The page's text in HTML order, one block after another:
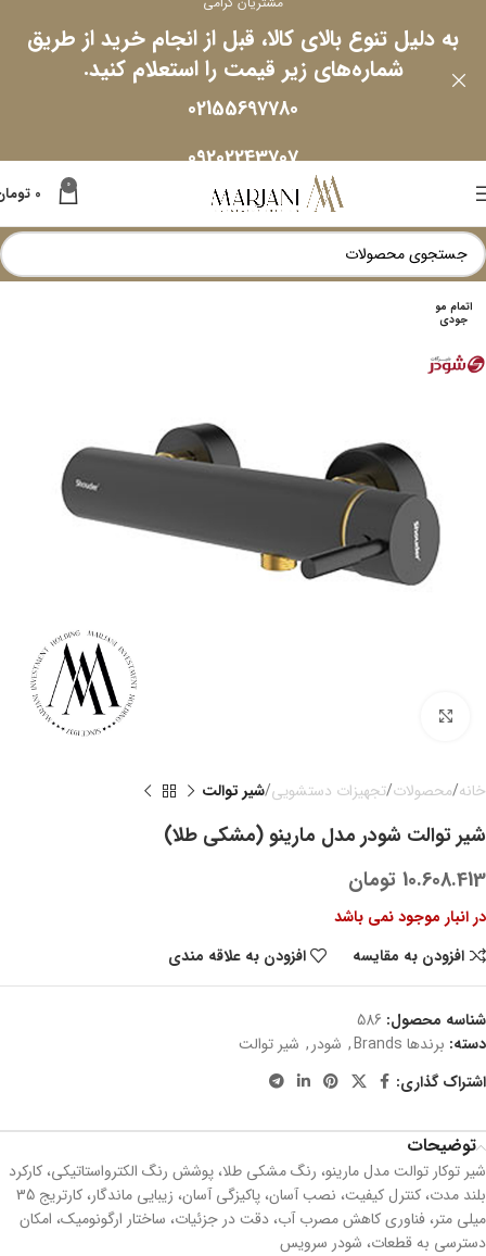
0
0
اتمام مو
جودی
خانه محصولات تجهیزات دستشویی شیر توالت
شیر توالت شودر مدل مارینو (مشکی طلا)
10.608.413 تومان
در انبار موجود نمی باشد
افزودن به مقایسه
افزودن به علاقه مندی
شناسه محصول: 586
دسته: برندها Brands , شودر, شیر توالت
اشتراک گذاری:
توضیحات
شیر توکار توالت مدل مارینو، رنگ مشکی طلا، پوشش رنگ الکترواستاتیکی، کارکرد
بلند مدت، كنترل كيفيت، نصب آسان، پاکیزگی آسان، زیبایی ماندگار، کارتریج 35
میلی متر، فناوری کاهش مصرب آب، دقت در جزئیات، ساختار ارگونومیک، امکان
دسترسی به قطعات، شودر سرویس
به دلیل تنوع بالای کالا، قبل از انجام خرید از طریق
شماره‌های زیر قیمت را استعلام کنید.
02155697780
09202243707